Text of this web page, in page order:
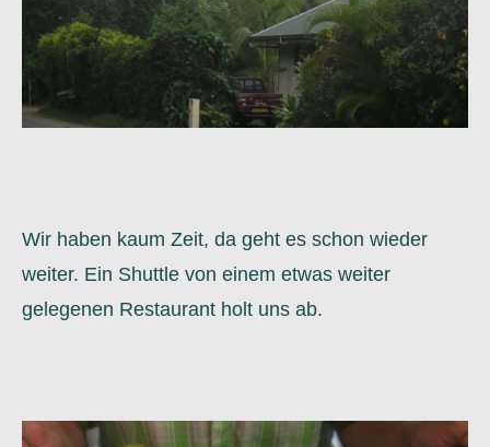
Wir haben kaum Zeit, da geht es schon wieder
weiter. Ein Shuttle von einem etwas weiter
gelegenen Restaurant holt uns ab.